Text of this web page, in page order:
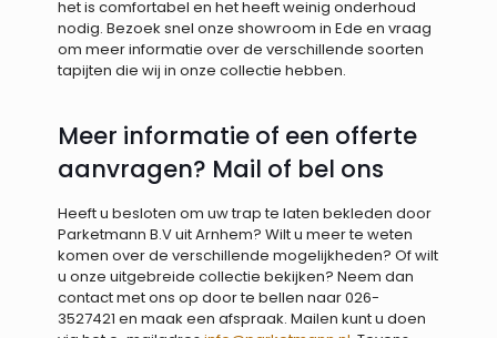
het is comfortabel en het heeft weinig onderhoud
nodig. Bezoek snel onze showroom in Ede en vraag
om meer informatie over de verschillende soorten
tapijten die wij in onze collectie hebben.
Meer informatie of een offerte
aanvragen? Mail of bel ons
Heeft u besloten om uw trap te laten bekleden door
Parketmann B.V uit Arnhem? Wilt u meer te weten
komen over de verschillende mogelijkheden? Of wilt
u onze uitgebreide collectie bekijken? Neem dan
contact met ons op door te bellen naar026-
3527421 en maak een afspraak. Mailen kunt u doen